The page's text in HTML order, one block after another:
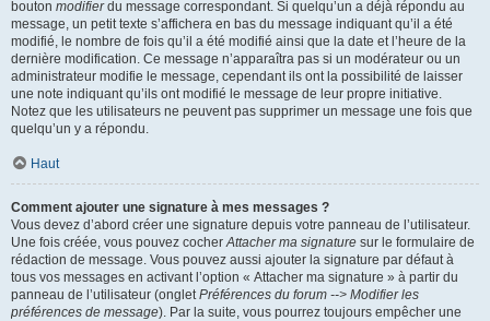
bouton modifierdu message correspondant. Si quelqu’un a déjà répondu au
message, un petit texte s’affichera en bas du message indiquant qu’il a été
modifié, le nombre de fois qu’il a été modifié ainsi que la date et l’heure de la
dernière modification. Ce message n’apparaîtra pas si un modérateur ou un
administrateur modifie le message, cependant ils ont la possibilité de laisser
une note indiquant qu’ils ont modifié le message de leur propre initiative.
Notez que les utilisateurs ne peuvent pas supprimer un message une fois que
quelqu’un y a répondu.
Haut
Comment ajouter une signature à mes messages ?
Vous devez d’abord créer une signature depuis votre panneau de l’utilisateur.
Une fois créée, vous pouvez cocherAttacher ma signature sur le formulaire de
rédaction de message. Vous pouvez aussi ajouter la signature par défaut à
tous vos messages en activant l’option « Attacher ma signature » à partir du
panneau de l’utilisateur (ongletPréférences du forum --> Modifier les
préférences de message). Par la suite, vous pourrez toujours empêcher une